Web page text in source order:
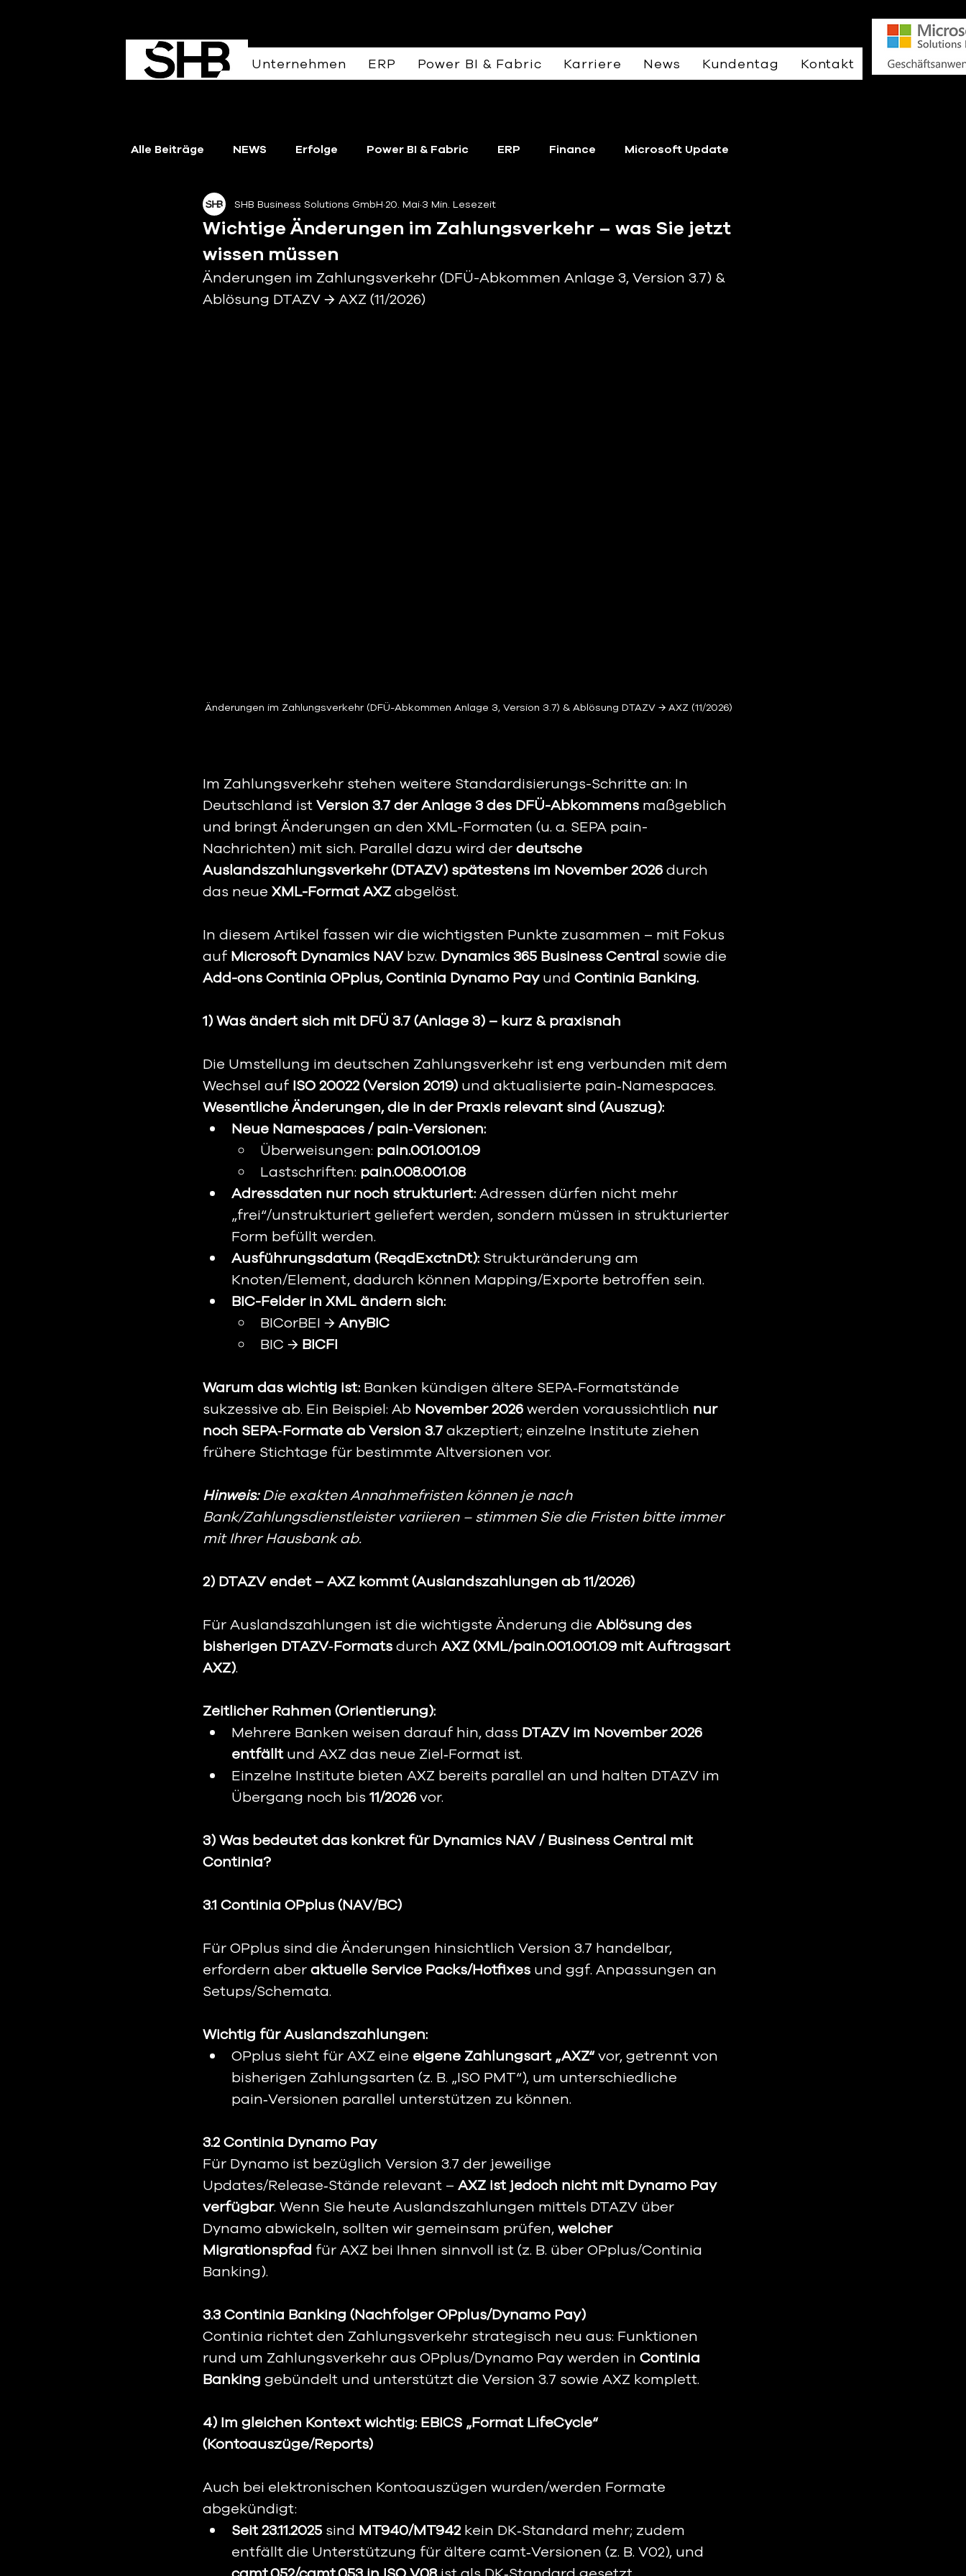
Unternehmen ERP Power BI & Fabric Karriere News Kundentag Kontakt
Alle Beiträge NEWS Erfolge Power BI & Fabric ERP Finance Microsoft Update
SHB Partner
Wichtige Änderungen im Zahlungsverkehr – was Sie jetzt
wissen müssen
SHB Business Solutions GmbH 20. Mai 3 Min. Lesezeit
Änderungen im Zahlungsverkehr (DFÜ-Abkommen Anlage 3, Version 3.7) &
Ablösung DTAZV → AXZ (11/2026)
Änderungen im Zahlungsverkehr (DFÜ-Abkommen Anlage 3, Version 3.7) & Ablösung DTAZV → AXZ (11/2026)
Im Zahlungsverkehr stehen weitere Standardisierungs-Schritte an: In
Deutschland ist Version 3.7 der Anlage 3 des DFÜ-Abkommens maßgeblich
und bringt Änderungen an den XML-Formaten (u. a. SEPA pain-
Nachrichten) mit sich. Parallel dazu wird der deutsche
Auslandszahlungsverkehr (DTAZV) spätestens im November 2026 durch
das neue XML-Format AXZ abgelöst.
In diesem Artikel fassen wir die wichtigsten Punkte zusammen – mit Fokus
auf Microsoft Dynamics NAV bzw. Dynamics 365 Business Central sowie die
Add-ons Continia OPplus, Continia Dynamo Pay und Continia Banking.
1) Was ändert sich mit DFÜ 3.7 (Anlage 3) – kurz & praxisnah
Die Umstellung im deutschen Zahlungsverkehr ist eng verbunden mit dem
Wechsel auf ISO 20022 (Version 2019) und aktualisierte pain‑Namespaces.
Wesentliche Änderungen, die in der Praxis relevant sind (Auszug):
Neue Namespaces / pain‑Versionen:
Überweisungen: pain.001.001.09
Lastschriften: pain.008.001.08
Adressdaten nur noch strukturiert: Adressen dürfen nicht mehr
„frei“/unstrukturiert geliefert werden, sondern müssen in strukturierter
Form befüllt werden.
Ausführungsdatum (ReqdExctnDt): Strukturänderung am
Knoten/Element, dadurch können Mapping/Exporte betroffen sein.
BIC-Felder in XML ändern sich:
BICorBEI → AnyBIC
BIC → BICFI
Warum das wichtig ist: Banken kündigen ältere SEPA‑Formatstände
sukzessive ab. Ein Beispiel: Ab November 2026 werden voraussichtlich nur
noch SEPA‑Formate ab Version 3.7 akzeptiert; einzelne Institute ziehen
frühere Stichtage für bestimmte Altversionen vor.
Hinweis: Die exakten Annahmefristen können je nach
Bank/Zahlungsdienstleister variieren – stimmen Sie die Fristen bitte immer
mit Ihrer Hausbank ab.
2) DTAZV endet – AXZ kommt (Auslandszahlungen ab 11/2026)
Für Auslandszahlungen ist die wichtigste Änderung die Ablösung des
bisherigen DTAZV‑Formats durch AXZ (XML/pain.001.001.09 mit Auftragsart
AXZ).
Zeitlicher Rahmen (Orientierung):
Mehrere Banken weisen darauf hin, dass DTAZV im November 2026
entfällt und AXZ das neue Ziel‑Format ist.
Einzelne Institute bieten AXZ bereits parallel an und halten DTAZV im
Übergang noch bis 11/2026 vor.
3) Was bedeutet das konkret für Dynamics NAV / Business Central mit
Continia?
3.1 Continia OPplus (NAV/BC)
Für OPplus sind die Änderungen hinsichtlich Version 3.7 handelbar,
erfordern aber aktuelle Service Packs/Hotfixes und ggf. Anpassungen an
Setups/Schemata.
Wichtig für Auslandszahlungen:
OPplus sieht für AXZ eine eigene Zahlungsart „AXZ“ vor, getrennt von
bisherigen Zahlungsarten (z. B. „ISO PMT“), um unterschiedliche
pain‑Versionen parallel unterstützen zu können.
3.2 Continia Dynamo Pay
Für Dynamo ist bezüglich Version 3.7 der jeweilige
Updates/Release‑Stände relevant – AXZ ist jedoch nicht mit Dynamo Pay
verfügbar. Wenn Sie heute Auslandszahlungen mittels DTAZV über
Dynamo abwickeln, sollten wir gemeinsam prüfen, welcher
Migrationspfad für AXZ bei Ihnen sinnvoll ist (z. B. über OPplus/Continia
Banking).
3.3 Continia Banking (Nachfolger OPplus/Dynamo Pay)
Continia richtet den Zahlungsverkehr strategisch neu aus: Funktionen
rund um Zahlungsverkehr aus OPplus/Dynamo Pay werden in Continia
Banking gebündelt und unterstützt die Version 3.7 sowie AXZ komplett.
4) Im gleichen Kontext wichtig: EBICS „Format LifeCycle“
(Kontoauszüge/Reports)
Auch bei elektronischen Kontoauszügen wurden/werden Formate
abgekündigt:
Seit 23.11.2025 sind MT940/MT942 kein DK‑Standard mehr; zudem
entfällt die Unterstützung für ältere camt‑Versionen (z. B. V02), und